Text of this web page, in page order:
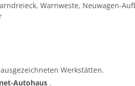
Warnweste, Neuwagen-
Werkstätten.
Autohaus .